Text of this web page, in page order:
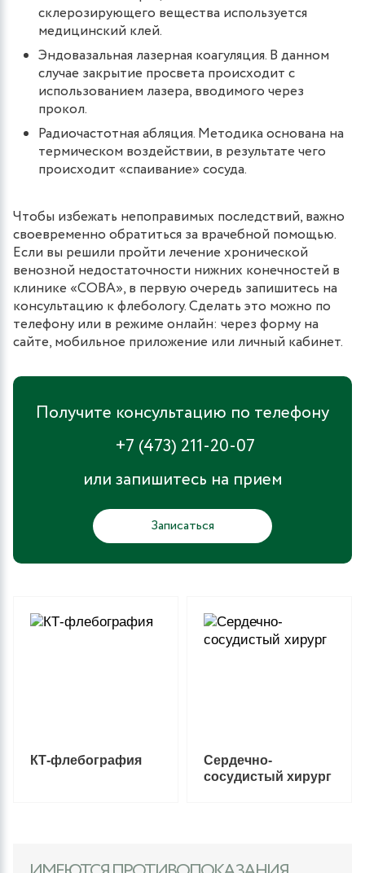
склерозирующего вещества используется
медицинский клей.
Эндовазальная лазерная коагуляция. В данном
случае закрытие просвета происходит с
использованием лазера, вводимого через
прокол.
Радиочастотная абляция. Методика основана на
термическом воздействии, в результате чего
происходит «спаивание» сосуда.
Чтобы избежать непоправимых последствий, важно
своевременно обратиться за врачебной помощью.
Если вы решили пройти лечение хронической
венозной недостаточности нижних конечностей в
клинике «СОВА», в первую очередь запишитесь на
консультацию к флебологу. Сделать это можно по
телефону или в режиме онлайн: через форму на
сайте, мобильное приложение или личный кабинет.
Получите консультацию по телефону
+7 (473) 211-20-07
или запишитесь на прием
Записаться
КТ-флебография
Сердечно-
сосудистый хирург